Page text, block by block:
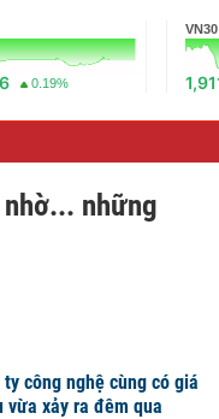
0.19%
VN30
những
công nghệ cùng có giá
vừa xảy ra đêm qua